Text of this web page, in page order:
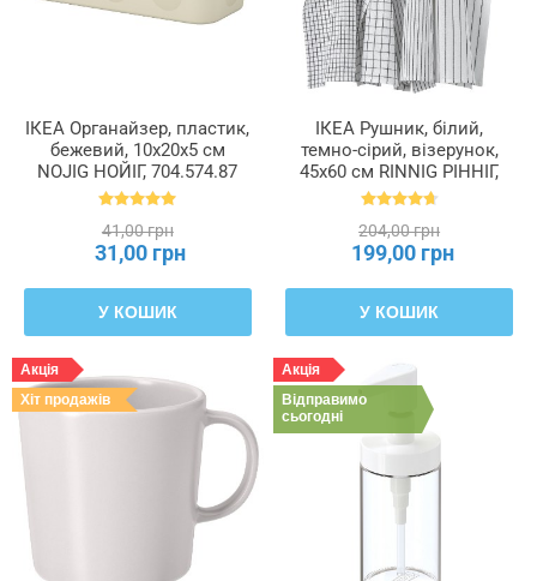
ІКЕА Органайзер, пластик,
бежевий, 10x20x5 см
NOJIG НОЙІГ, 704.574.87
41,00 грн
31,00 грн
У КОШИК
ІКЕА Рушник, білий,
темно-сірий, візерунок,
45x60 см RINNIG РІННІГ,
204.763.46
204,00 грн
199,00 грн
У КОШИК
Акція
Хіт продажів
Акція
Відправимо
сьогодні